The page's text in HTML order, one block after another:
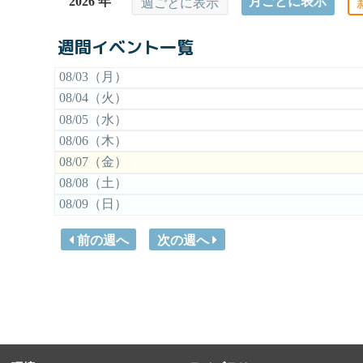
週ごとに表示
週間イベント一覧
08/03（月）
08/04（火）
08/05（水）
08/06（木）
08/07（金）
08/08（土）
08/09（日）
前の週へ 次の週へ